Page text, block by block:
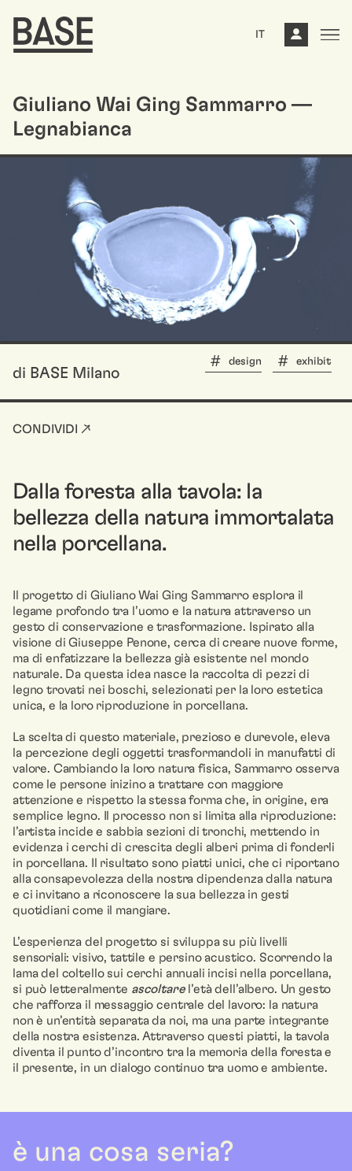
IT
Giuliano Wai Ging Sammarro ––
Legnabianca
di BASE Milano
design exhibit
CONDIVIDI ↗
Dalla foresta alla tavola: la
bellezza della natura immortalata
nella porcellana.
Il progetto di Giuliano Wai Ging Sammarro esplora il
legame profondo tra l’uomo e la natura attraverso un
gesto di conservazione e trasformazione. Ispirato alla
visione di Giuseppe Penone, cerca di creare nuove forme,
ma di enfatizzare la bellezza già esistente nel mondo
naturale. Da questa idea nasce la raccolta di pezzi di
legno trovati nei boschi, selezionati per la loro estetica
unica, e la loro riproduzione in porcellana.
La scelta di questo materiale, prezioso e durevole, eleva
la percezione degli oggetti trasformandoli in manufatti di
valore. Cambiando la loro natura fisica, Sammarro osserva
come le persone inizino a trattare con maggiore
attenzione e rispetto la stessa forma che, in origine, era
semplice legno. Il processo non si limita alla riproduzione:
l’artista incide e sabbia sezioni di tronchi, mettendo in
evidenza i cerchi di crescita degli alberi prima di fonderli
in porcellana. Il risultato sono piatti unici, che ci riportano
alla consapevolezza della nostra dipendenza dalla natura
e ci invitano a riconoscere la sua bellezza in gesti
quotidiani come il mangiare.
L’esperienza del progetto si sviluppa su più livelli
sensoriali: visivo, tattile e persino acustico. Scorrendo la
lama del coltello sui cerchi annuali incisi nella porcellana,
si può letteralmente ascoltarel’età dell’albero. Un gesto
che rafforza il messaggio centrale del lavoro: la natura
non è un’entità separata da noi, ma una parte integrante
della nostra esistenza. Attraverso questi piatti, la tavola
diventa il punto d’incontro tra la memoria della foresta e
il presente, in un dialogo continuo tra uomo e ambiente.
è una cosa seria?